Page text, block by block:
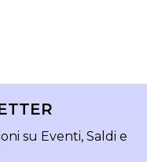
su Eventi, Saldi e